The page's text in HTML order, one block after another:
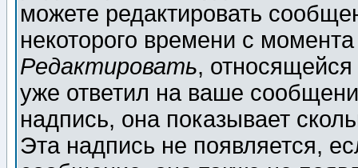
можете редактировать
некоторого времени с
Редактировать,
уже ответил на ваше
надпись, она показывает
Эта надпись не появляется,